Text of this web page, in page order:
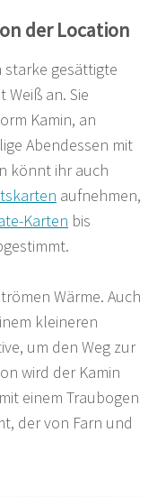
der Location
starke gesättigte
an. Sie
Kamin, an
Abendessen mit
könnt ihr auch
aufnehmen,
Karten bis
Wärme. Auch
kleineren
um den Weg zur
wird der Kamin
einem Traubogen
der von Farn und